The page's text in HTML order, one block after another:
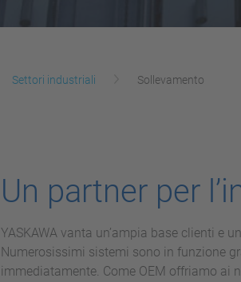
Settori industriali Sollevamento
Un partner per
YASKAWA vanta un’ampia base clienti e
Numerosissimi sistemi sono in funzione
immediatamente. Come OEM offriamo ai